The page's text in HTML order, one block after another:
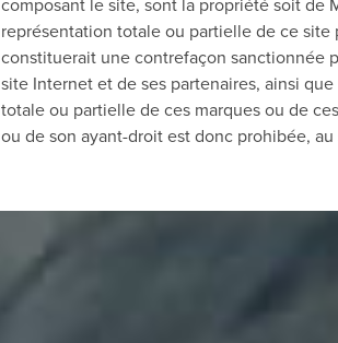
composant le site, sont la propriété soit de
représentation totale ou partielle de ce site
constituerait une contrefaçon sanctionnée
site Internet et de ses partenaires, ainsi
totale ou partielle de ces marques ou de
ou de son ayant-droit est donc prohibée, au